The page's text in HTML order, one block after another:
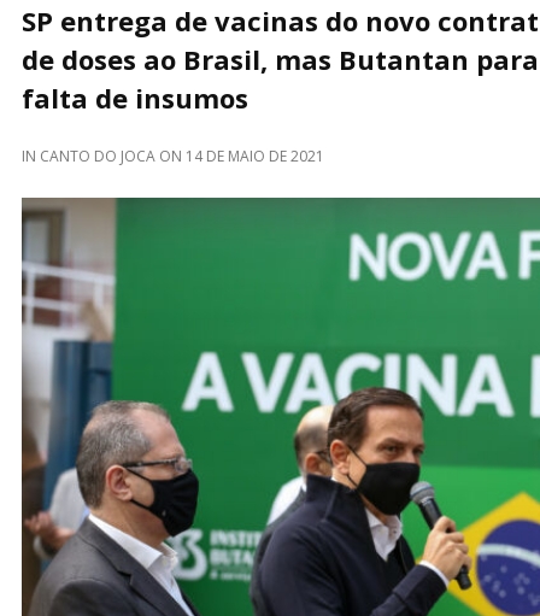
SP entrega de vacinas do novo
de doses ao Brasil, mas Butantan
falta de insumos
IN CANTO DO JOCA ON 14 DE MAIO DE 2021